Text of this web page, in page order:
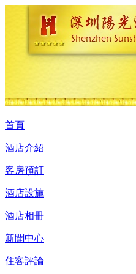
首頁
酒店介紹
客房預訂
酒店設施
酒店相冊
新聞中心
住客評論